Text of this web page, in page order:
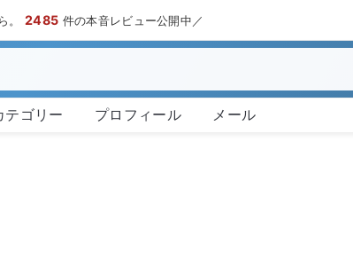
。2485 件の本音レビュー公開中／
テゴリー プロフィール メール